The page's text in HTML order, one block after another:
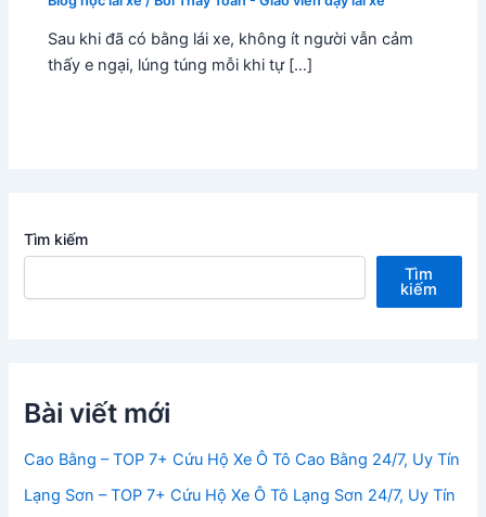
Sau khi đã có bằng lái xe, không ít người vẫn cảm
thấy e ngại, lúng túng mỗi khi tự […]
Tìm kiếm
Tìm
kiếm
Bài viết mới
Cao Bằng – TOP 7+ Cứu Hộ Xe Ô Tô Cao Bằng 24/7, Uy Tín
Lạng Sơn – TOP 7+ Cứu Hộ Xe Ô Tô Lạng Sơn 24/7, Uy Tín